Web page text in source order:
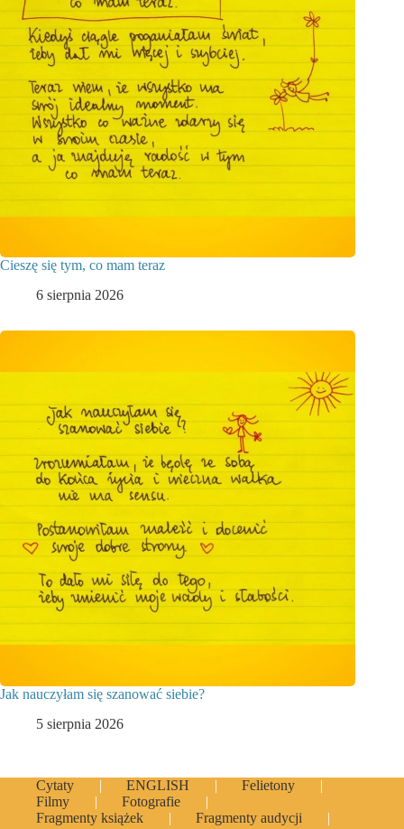
Cieszę się tym, co mam teraz
6 sierpnia 2026
Jak nauczyłam się szanować siebie?
5 sierpnia 2026
Cytaty ENGLISH
Felietony
Filmy
Fotografie
Fragmenty książek
Fragmenty audycji